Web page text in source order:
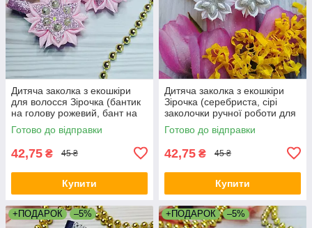
Дитяча заколка з екошкіри
для волосся Зірочка (бантик
на голову рожевий, бант на
заколкі ручної роботи)
Готово до відправки
42,75 ₴ 45 ₴
Купити
Дитяча заколка з екошкіри
Зірочка (серебриста, сірі
заколочки ручної роботи для
дівчинки, канзаші)
Готово до відправки
42,75 ₴ 45 ₴
Купити
+ПОДАРОК –5% +ПОДАРОК –5%